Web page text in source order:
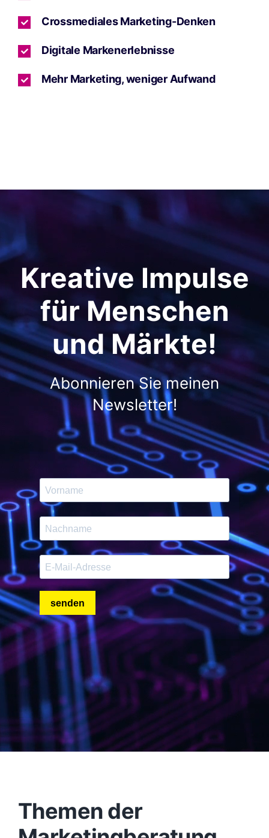
Crossmediales Marketing-Denken
Digitale Markenerlebnisse
Mehr Marketing, weniger Aufwand
Kreative Impulse
für Menschen
und Märkte!
Abonnieren Sie meinen
Newsletter!
Themen der